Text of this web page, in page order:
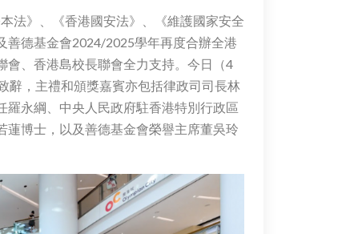
法》、《香港國安法》、《維護國家安全
善德基金會2024/2025學年再度合辦全港
會、香港島校長聯會全力支持。今日（4
辭，主禮和頒獎嘉賓亦包括律政司司長林
永綱、中央人民政府駐香港特別行政區
博士，以及善德基金會榮譽主席董吳玲